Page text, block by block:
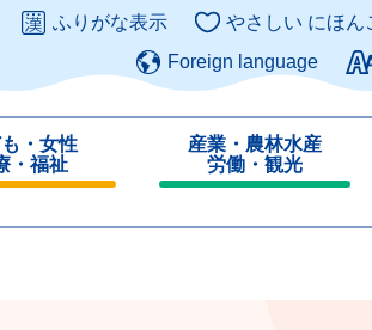
このペー
ふりがな表示 やさしい にほん
Foreign language
・女性
・福祉
産業・農林水産
労働・観光
じ